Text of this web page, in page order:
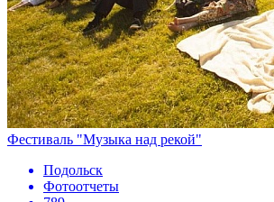
Фестиваль "Музыка над рекой"
Подольск
Фотоотчеты